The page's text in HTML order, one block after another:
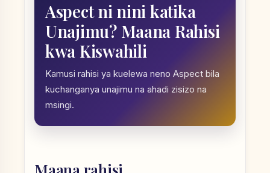
Aspect ni nini katika
Unajimu? Maana Rahisi
kwa Kiswahili
Kamusi rahisi ya kuelewa neno Aspect bila
kuchanganya unajimu na ahadi zisizo na
msingi.